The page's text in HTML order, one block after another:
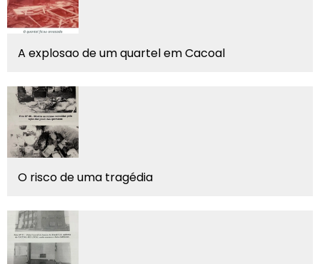
A explosao de um quartel em Cacoal
O risco de uma tragédia